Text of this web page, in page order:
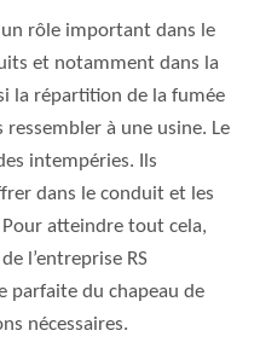
rôle important dans le
et notamment dans la
la répartition de la fumée
ressembler à une usine. Le
intempéries. Ils
dans le conduit et les
atteindre tout cela,
l’entreprise RS
parfaite du chapeau de
nécessaires.